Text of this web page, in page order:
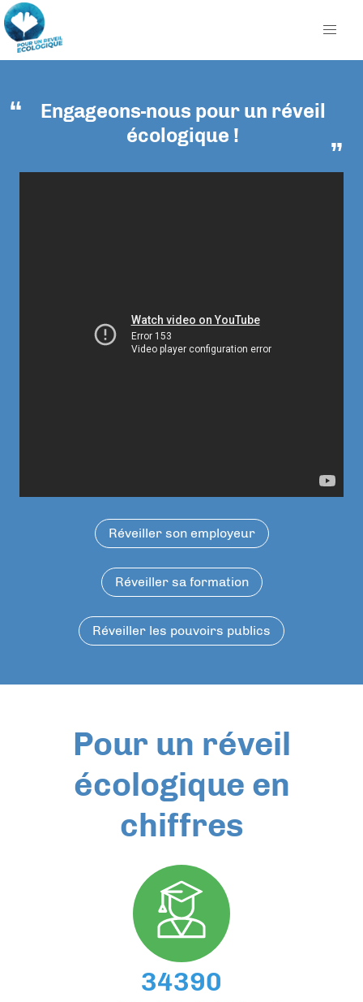
Engageons-nous pour un réveil
écologique !
Réveiller son employeur
Réveiller sa formation
Réveiller les pouvoirs publics
Pour un réveil
écologique en
chiffres
34390